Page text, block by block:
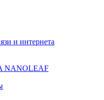
и интернета
NANOLEAF